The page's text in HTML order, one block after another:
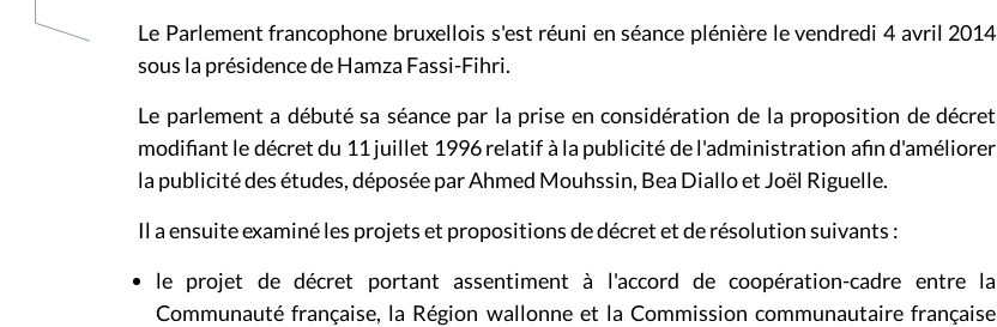
:
Le Parlement francophone bruxellois s'est réuni en séance plénière le vendredi 4 avril 2014
sous la présidence de Hamza Fassi-Fihri.
Le parlement a débuté sa séance par la prise en considération de la proposition de décret
modifiant le décret du 11 juillet 1996 relatif à la publicité de l'administration afin d'améliorer
la publicité des études, déposée par Ahmed Mouhssin, Bea Diallo et Joël Riguelle.
Il a ensuite examiné les projets et propositions de décret et de résolution suivants :
le projet de décret portant assentiment à l'accord de coopération-cadre entre la
Communauté française, la Région wallonne et la Commission communautaire française